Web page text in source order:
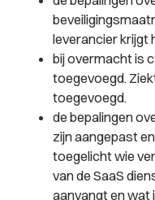
leverancier krijgt
bij overmacht is
toegevoegd.
toegevoegd.
de bepalingen
zijn aangepast
toegelicht wie
van de SaaS
aanvangt en wat